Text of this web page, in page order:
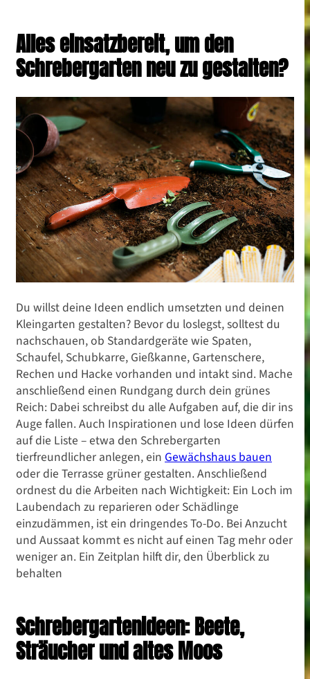
Alles einsatzbereit, um den
Schrebergarten neu zu gestalten?
Du willst deine Ideen endlich umsetzten und deinen
Kleingarten gestalten? Bevor du loslegst, solltest du
nachschauen, ob Standardgeräte wie Spaten,
Schaufel, Schubkarre, Gießkanne, Gartenschere,
Rechen und Hacke vorhanden und intakt sind. Mache
anschließend einen Rundgang durch dein grünes
Reich: Dabei schreibst du alle Aufgaben auf, die dir ins
Auge fallen. Auch Inspirationen und lose Ideen dürfen
auf die Liste – etwa den Schrebergarten
tierfreundlicher anlegen, ein Gewächshaus bauen
oder die Terrasse grüner gestalten. Anschließend
ordnest du die Arbeiten nach Wichtigkeit: Ein Loch im
Laubendach zu reparieren oder Schädlinge
einzudämmen, ist ein dringendes To-Do. Bei Anzucht
und Aussaat kommt es nicht auf einen Tag mehr oder
weniger an. Ein Zeitplan hilft dir, den Überblick zu
behalten
Schrebergartenideen: Beete,
Sträucher und altes Moos